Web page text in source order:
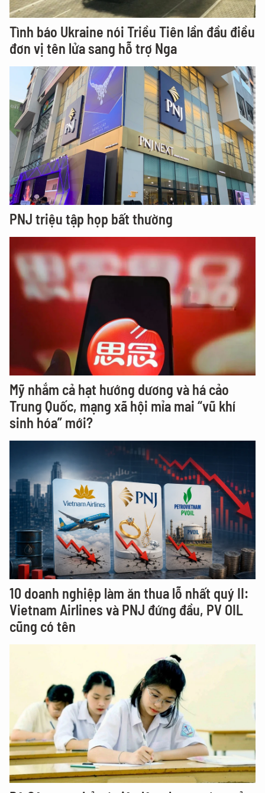
Tình báo Ukraine nói Triều Tiên lần đầu điều
đơn vị tên lửa sang hỗ trợ Nga
PNJ triệu tập họp bất thường
Mỹ nhắm cả hạt hướng dương và há cảo
Trung Quốc, mạng xã hội mỉa mai “vũ khí
sinh hóa” mới?
10 doanh nghiệp làm ăn thua lỗ nhất quý II:
Vietnam Airlines và PNJ đứng đầu, PV OIL
cũng có tên